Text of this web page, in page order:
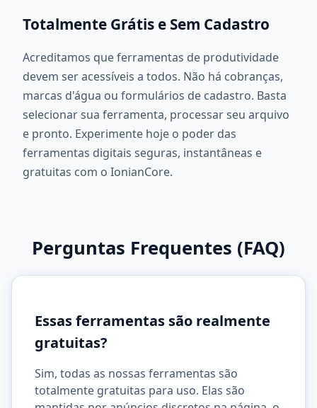
Totalmente Grátis e Sem Cadastro
Acreditamos que ferramentas de produtividade
devem ser acessíveis a todos. Não há cobranças,
marcas d'água ou formulários de cadastro. Basta
selecionar sua ferramenta, processar seu arquivo
e pronto. Experimente hoje o poder das
ferramentas digitais seguras, instantâneas e
gratuitas com o IonianCore.
Perguntas Frequentes (FAQ)
Essas ferramentas são realmente
gratuitas?
Sim, todas as nossas ferramentas são
totalmente gratuitas para uso. Elas são